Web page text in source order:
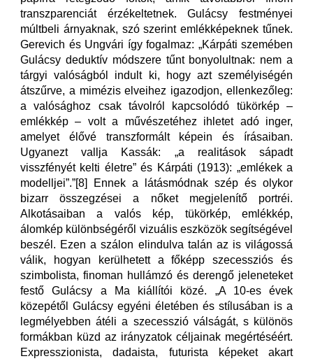
transzparenciát érzékeltetnek. Gulácsy festményei
múltbeli árnyaknak, szó szerint emlékképeknek tűnek.
Gerevich és Ungvári így fogalmaz: „Kárpáti szemében
Gulácsy deduktív módszere tűnt bonyolultnak: nem a
tárgyi valóságból indult ki, hogy azt személyiségén
átszűrve, a mimézis elveihez igazodjon, ellenkezőleg:
a valósághoz csak távolról kapcsolódó tükörkép –
emlékkép – volt a művészetéhez ihletet adó inger,
amelyet élővé transzformált képein és írásaiban.
Ugyanezt vallja Kassák: „a realitások sápadt
visszfényét kelti életre” és Kárpáti (1913): „emlékek a
modelljei”.”[8] Ennek a látásmódnak szép és olykor
bizarr összegzései a nőket megjelenítő portréi.
Alkotásaiban a valós kép, tükörkép, emlékkép,
álomkép különbségéről vizuális eszközök segítségével
beszél. Ezen a szálon elindulva talán az is világossá
válik, hogyan kerülhetett a főképp szecessziós és
szimbolista, finoman hullámzó és derengő jeleneteket
festő Gulácsy a Ma kiállítói közé. „A 10-es évek
közepétől Gulácsy egyéni életében és stílusában is a
legmélyebben átéli a szecesszió válságát, s különös
formákban küzd az irányzatok céljainak megértéséért.
Expresszionista, dadaista, futurista képeket akart